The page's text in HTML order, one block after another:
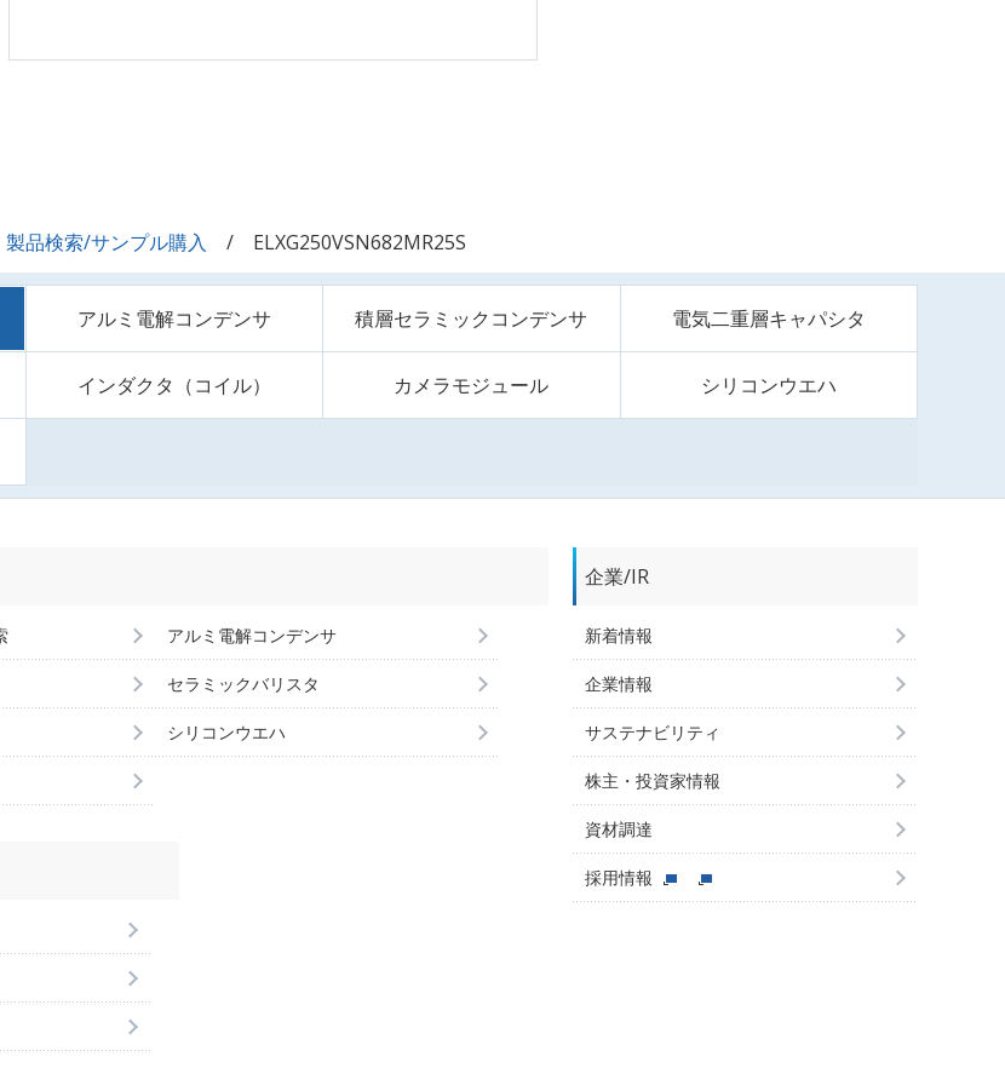
製品検索/サンプル購入 ELXG250VSN682MR25S
アルミ電解コンデンサ 積層セラミックコンデンサ 電気二重層キャパシタ
インダクタ（コイル） カメラモジュール シリコンウエハ
アルミ電解コンデンサ
セラミックバリスタ
シリコンウエハ
企業/IR
新着情報
企業情報
サステナビリティ
株主・投資家情報
資材調達
採用情報